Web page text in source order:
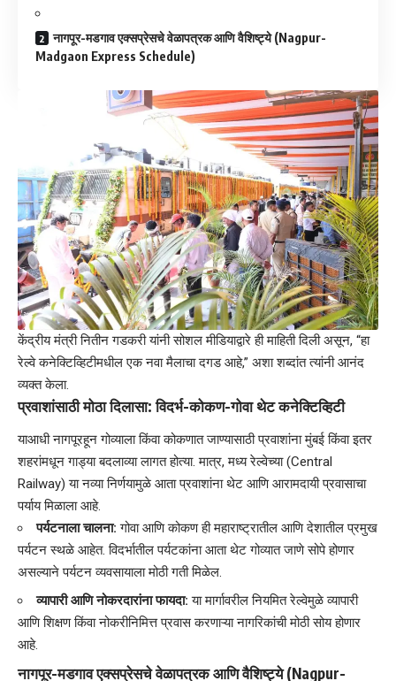
​नागपूर-मडगाव एक्सप्रेसचे वेळापत्रक आणि वैशिष्ट्ये (Nagpur-
Madgaon Express Schedule)
​केंद्रीय मंत्री नितीन गडकरी यांनी सोशल मीडियाद्वारे ही माहिती दिली असून, “हा
रेल्वे कनेक्टिव्हिटीमधील एक नवा मैलाचा दगड आहे,” अशा शब्दांत त्यांनी आनंद
व्यक्त केला.
प्रवाशांसाठी मोठा दिलासा: विदर्भ-कोकण-गोवा थेट कनेक्टिव्हिटी
​याआधी नागपूरहून गोव्याला किंवा कोकणात जाण्यासाठी प्रवाशांना मुंबई किंवा इतर
शहरांमधून गाड्या बदलाव्या लागत होत्या. मात्र, मध्य रेल्वेच्या (Central
Railway) या नव्या निर्णयामुळे आता प्रवाशांना थेट आणि आरामदायी प्रवासाचा
पर्याय मिळाला आहे.
पर्यटनाला चालना: गोवा आणि कोकण ही महाराष्ट्रातील आणि देशातील प्रमुख
पर्यटन स्थळे आहेत. विदर्भातील पर्यटकांना आता थेट गोव्यात जाणे सोपे होणार
असल्याने पर्यटन व्यवसायाला मोठी गती मिळेल.
व्यापारी आणि नोकरदारांना फायदा: या मार्गावरील नियमित रेल्वेमुळे व्यापारी
आणि शिक्षण किंवा नोकरीनिमित्त प्रवास करणाऱ्या नागरिकांची मोठी सोय होणार
आहे.
नागपूर-मडगाव एक्सप्रेसचे वेळापत्रक आणि वैशिष्ट्ये (Nagpur-